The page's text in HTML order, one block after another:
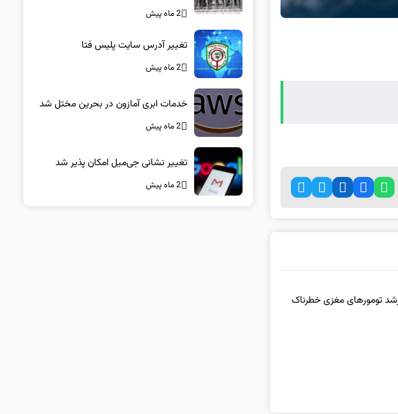
2 ماه پیش
تغییر آدرس سایت پلیس فتا
2 ماه پیش
خدمات ابری آمازون در بحرین مختل شد
2 ماه پیش
تغییر نشانی جی‌میل امکان پذیر شد
2 ماه پیش